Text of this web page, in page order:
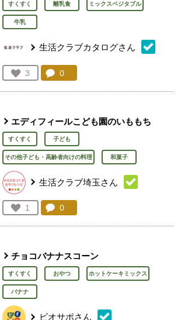
すくすく 離乳食 ミックスベジタブル
牛乳
生活クラブカタログさん
お気に入り登録：
3
人が登録
コメント：
0
エディフィールこども園のいももち
すくすく 子ども
その他子ども・高齢者向けの料理 和菓子
生活クラブ埼玉さん
お気に入り登録：
1
人が登録
コメント：
0
チョコバナナスコーン
すくすく おやつ ホットケーキミックス
バナナ
ビオサポさん